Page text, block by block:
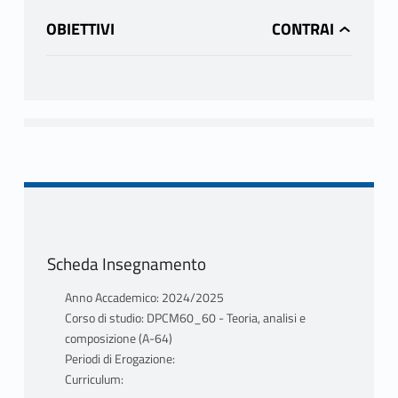
OBIETTIVI
Scheda Insegnamento
Anno Accademico: 2024/2025
Corso di studio: DPCM60_60 - Teoria, analisi e
composizione (A-64)
Periodi di Erogazione:
Curriculum: